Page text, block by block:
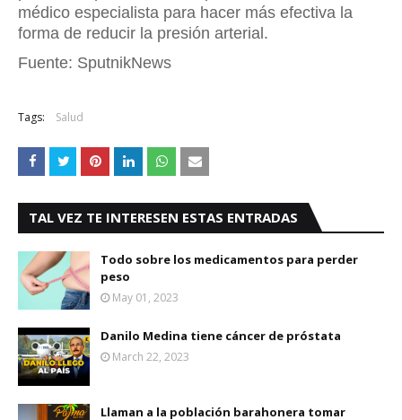
médico especialista para hacer más efectiva la
forma de reducir la presión arterial.
Fuente: SputnikNews
Tags: Salud
TAL VEZ TE INTERESEN ESTAS ENTRADAS
Todo sobre los medicamentos para perder
peso
May 01, 2023
Danilo Medina tiene cáncer de próstata
March 22, 2023
Llaman a la población barahonera tomar